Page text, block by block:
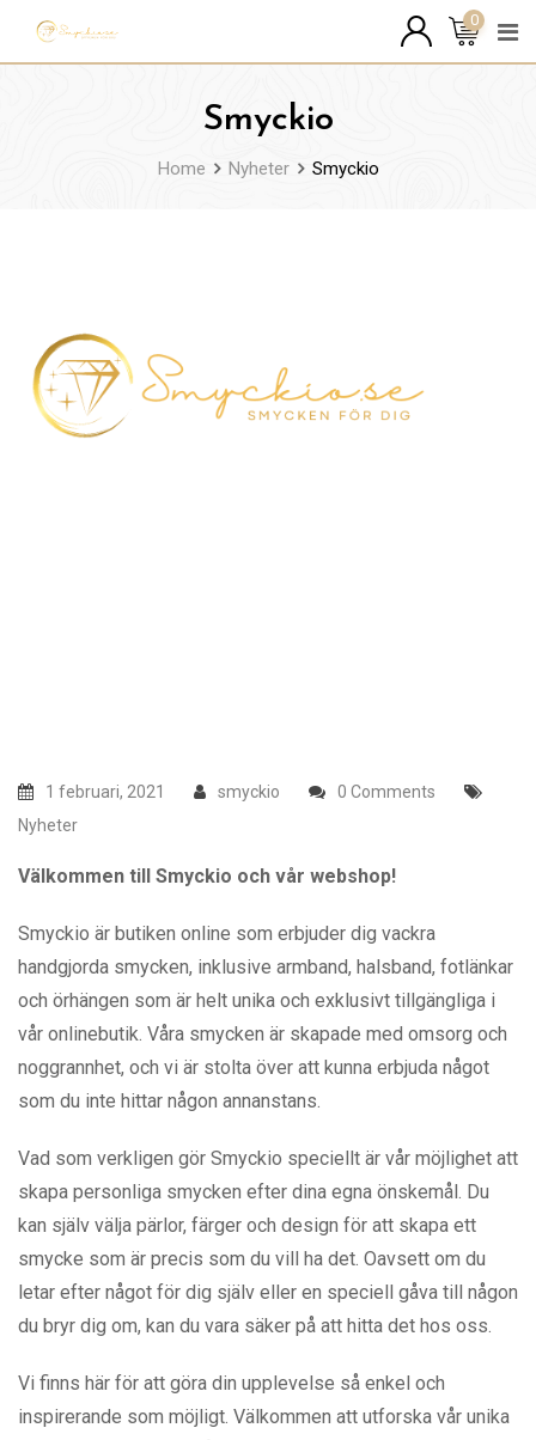
0
Smyckio
Home Nyheter Smyckio
1 februari, 2021 smyckio
0 Comments
Nyheter
Välkommen till Smyckio och vår webshop!
Smyckio är butiken online som erbjuder dig vackra
handgjorda smycken, inklusive armband, halsband, fotlänkar
och örhängen som är helt unika och exklusivt tillgängliga i
vår onlinebutik. Våra smycken är skapade med omsorg och
noggrannhet, och vi är stolta över att kunna erbjuda något
som du inte hittar någon annanstans.
Vad som verkligen gör Smyckio speciellt är vår möjlighet att
skapa personliga smycken efter dina egna önskemål. Du
kan själv välja pärlor, färger och design för att skapa ett
smycke som är precis som du vill ha det. Oavsett om du
letar efter något för dig själv eller en speciell gåva till någon
du bryr dig om, kan du vara säker på att hitta det hos oss.
Vi finns här för att göra din upplevelse så enkel och
inspirerande som möjligt. Välkommen att utforska vår unika